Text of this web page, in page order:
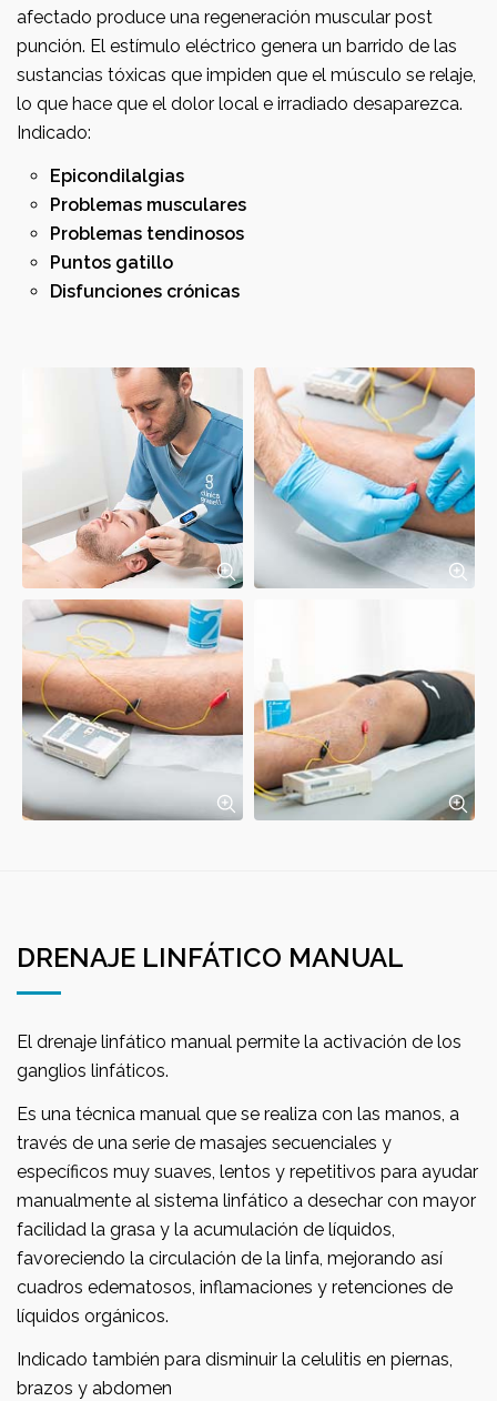
afectado produce una regeneración muscular post
punción. El estímulo eléctrico genera un barrido de las
sustancias tóxicas que impiden que el músculo se relaje,
lo que hace que el dolor local e irradiado desaparezca.
Indicado:
Epicondilalgias
Problemas musculares
Problemas tendinosos
Puntos gatillo
Disfunciones crónicas
DRENAJE LINFÁTICO MANUAL
El drenaje linfático manual permite la activación de los
ganglios linfáticos.
Es una técnica manual que se realiza con las manos, a
través de una serie de masajes secuenciales y
específicos muy suaves, lentos y repetitivos para ayudar
manualmente al sistema linfático a desechar con mayor
facilidad la grasa y la acumulación de líquidos,
favoreciendo la circulación de la linfa, mejorando así
cuadros edematosos, inflamaciones y retenciones de
líquidos orgánicos.
Indicado también para disminuir la celulitis en piernas,
brazos y abdomen